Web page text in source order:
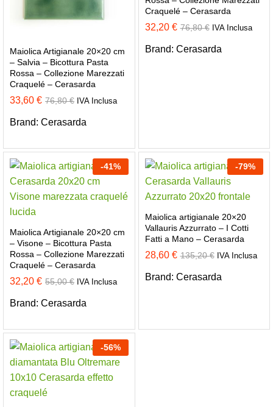
Maiolica Artigianale 20×20 cm
– Salvia – Bicottura Pasta
Rossa – Collezione Marezzati
Craquelé – Cerasarda
33,60 € 76,80€ IVA Inclusa
Brand: Cerasarda
Craquelé – Cerasarda
32,20 € 76,80€ IVA Inclusa
Brand: Cerasarda
-41%
Maiolica Artigianale 20×20 cm
– Visone – Bicottura Pasta
Rossa – Collezione Marezzati
Craquelé – Cerasarda
32,20 € 55,00€ IVA Inclusa
Brand: Cerasarda
-79%
Maiolica artigianale 20×20
Vallauris Azzurrato – I Cotti
Fatti a Mano – Cerasarda
28,60 € 135,20€ IVA Inclusa
Brand: Cerasarda
-56%